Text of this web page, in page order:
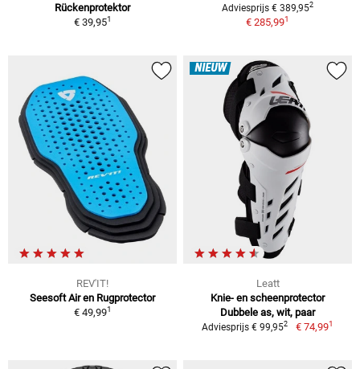
Rückenprotektor
€ 39,951
Adviesprijs € 389,952
€ 285,991
REV'IT!
Seesoft Air en Rugprotector
€ 49,991
NIEUW
Leatt
Knie- en scheenprotector
Dubbele as, wit, paar
Adviesprijs € 99,952 € 74,991